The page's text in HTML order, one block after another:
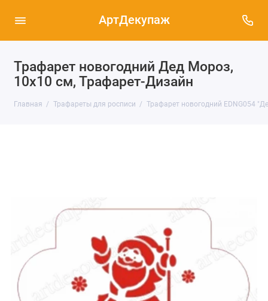
АртДекупаж
Трафарет новогодний Дед Мороз,
10х10 см, Трафарет-Дизайн
Главная Трафареты для росписи Трафарет новогодний EDNG054